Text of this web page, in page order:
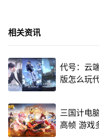
相关资讯
代号：云
版怎么玩
三国计电
高帧 游戏